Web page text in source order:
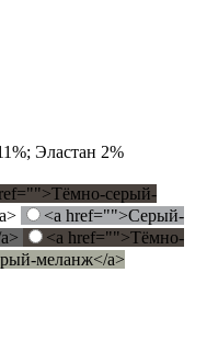
Эластан 2%
серый-
<a href="">Серый-
<a href="">Тёмно-
меланж</a>